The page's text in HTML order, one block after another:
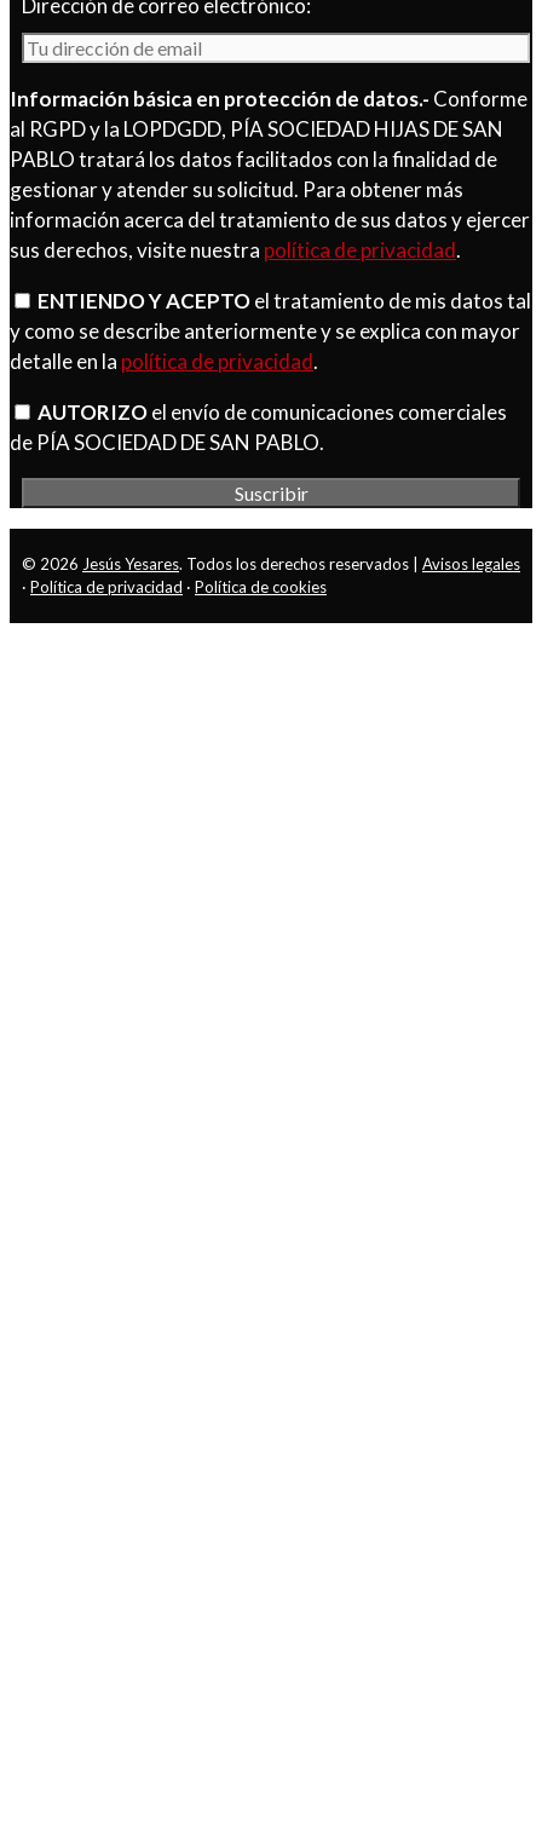
Información básica en protección de datos.- Conforme
al RGPD y la LOPDGDD, PÍA SOCIEDAD HIJAS DE SAN
PABLO tratará los datos facilitados con la finalidad de
gestionar y atender su solicitud. Para obtener más
información acerca del tratamiento de sus datos y ejercer
sus derechos, visite nuestra política de privacidad.
ENTIENDO Y ACEPTOel tratamiento de mis datos tal
y como se describe anteriormente y se explica con mayor
detalle en la política de privacidad.
AUTORIZOel envío de comunicaciones comerciales
de PÍA SOCIEDAD DE SAN PABLO.
© 2026 Jesús Yesares. Todos los derechos reservados | Avisos legales
· Política de privacidad · Política de cookies